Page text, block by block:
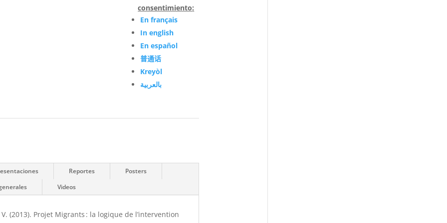
consentimiento:
En français
In english
En español
普通话
Kreyòl
بالعربية
Reportes
Posters
Videos
(2013). Projet Migrants : la logique de l’intervention